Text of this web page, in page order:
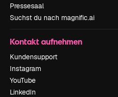
Pressesaal
Suchst du nach magnific.ai
Kontakt aufnehmen
Kundensupport
Instagram
YouTube
LinkedIn